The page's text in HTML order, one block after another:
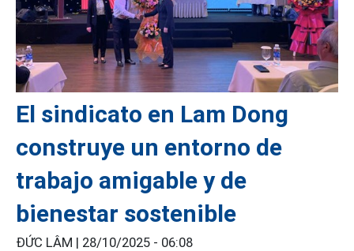
El sindicato en Lam Dong
construye un entorno de
trabajo amigable y de
bienestar sostenible
ĐỨC LÂM | 28/10/2025 - 06:08